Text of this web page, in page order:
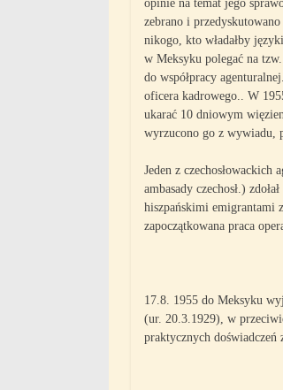
opinie na temat jego
zebrano i
nikogo, kto władałby
w Meksyku polegać na
do współpracy
oficera kadrowego.. W
ukarać 10 dniowym
wyrzucono go z wywiadu,
Jeden z
ambasady czechosł.)
hiszpańskimi emigrantami
zapoczątkowana praca
17.8. 1955 do Meksyku
(ur. 20.3.1929), w
praktycznych doświadczeń